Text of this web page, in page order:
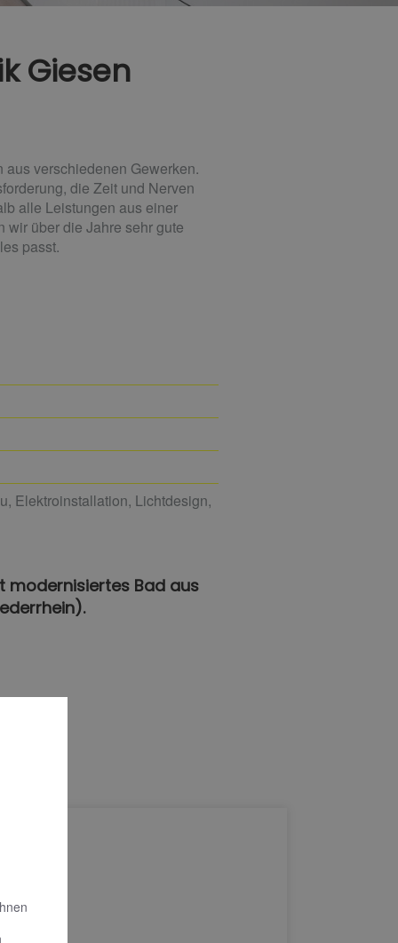
Giesen
verschiedenen Gewerken.
die Zeit und Nerven
alle Leistungen aus einer
wir über die Jahre sehr gute
passt.
Elektroinstallation, Lichtdesign,
modernisiertes Bad aus